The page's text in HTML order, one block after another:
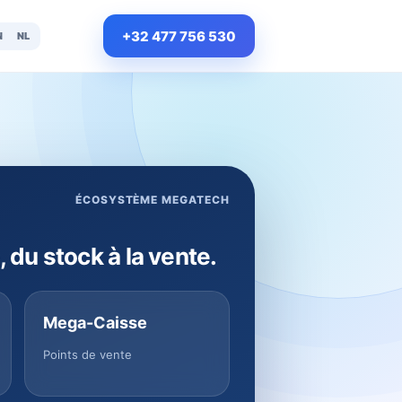
NL +32 477 756 530
ÉCOSYSTÈME MEGATECH
du stock à la vente.
Mega-Caisse
Points de vente